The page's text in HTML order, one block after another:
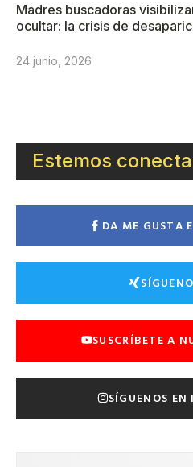
Madres buscadoras
ocultar: la crisis de
24 junio, 2026
Estemos
DA ME GUSTA
SUSCRÍBETE A
SÍGUENOS